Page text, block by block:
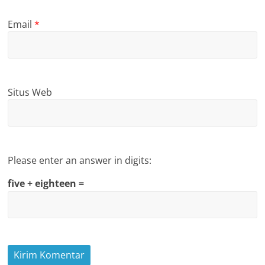
Email*
Situs Web
Please enter an answer in digits:
five + eighteen =